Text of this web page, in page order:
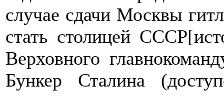
случае сдачи Москвы
стать столицей
Верховного
Бункер Сталина